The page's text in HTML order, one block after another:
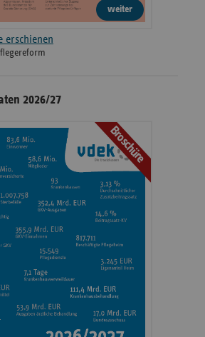
weiter
erschienen
2026/27
Broschüre